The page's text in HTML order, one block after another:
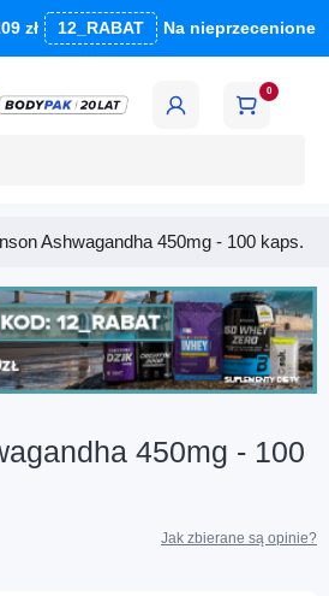
zł 12_RABAT Na nieprzecenione
0
Ashwagandha 450mg - 100 kaps.
450mg - 100
Jak zbierane są opinie?